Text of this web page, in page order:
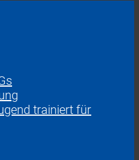
trainiert für